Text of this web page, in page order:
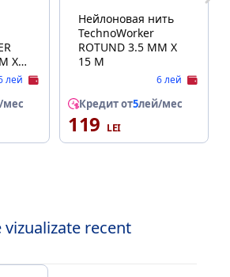
X
лей
мес
Нейлоновая нить
TechnoWorker
ROTUND 3.5 MM X
15 M
6 лей
Кредит от5лей/мес
119
vizualizate recent